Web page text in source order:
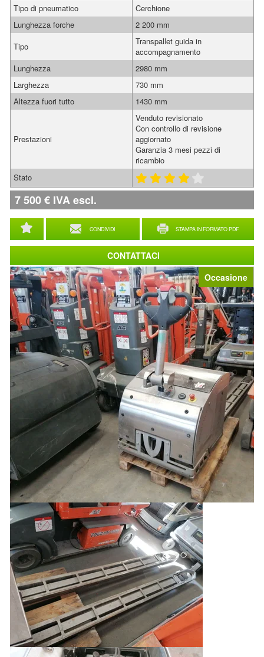
Occasione
CONDIVIDI STAMPA IN FORMATO PDF
Tipo di pneumatico
Cerchione
Lunghezza forche
2 200 mm
Tipo
Transpallet guida in
accompagnamento
Lunghezza
2980 mm
Larghezza
730 mm
Altezza fuori tutto
1430 mm
Prestazioni
Venduto revisionato
Con controllo di revisione
aggiornato
Garanzia 3 mesi pezzi di
ricambio
Stato
7 500€ IVA escl.
CONTATTACI